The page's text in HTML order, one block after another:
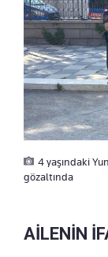
4 yaşındaki
gözaltında
AİLENİN